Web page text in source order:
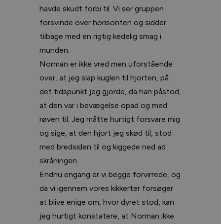
havde skudt forbi til. Vi ser gruppen
forsvinde over horisonten og sidder
tilbage med en rigtig kedelig smag i
munden.
Norman er ikke vred men uforstående
over, at jeg slap kuglen til hjorten, på
det tidspunkt jeg gjorde, da han påstod,
at den var i bevægelse opad og med
røven til. Jeg måtte hurtigt forsvare mig
og sige, at den hjort jeg skød til, stod
med bredsiden til og kiggede ned ad
skråningen.
Endnu engang er vi begge forvirrede, og
da vi igennem vores kikkerter forsøger
at blive enige om, hvor dyret stod, kan
jeg hurtigt konstatere, at Norman ikke